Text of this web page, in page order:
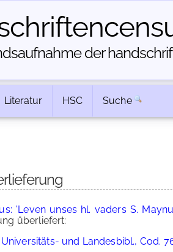
der
Literatur HSC Suche
'Leven unses hl. vaders S.
überliefert:
und Landesbibl., Cod.